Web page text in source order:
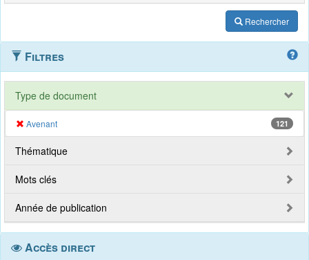
Rechercher
Filtres
Type de document
Avenant 121
Thématique
Mots clés
Année de publication
Accès direct